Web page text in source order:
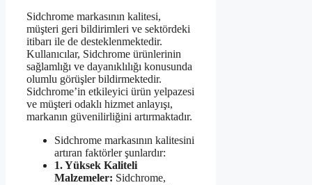
Sidchrome markasının kalitesi,
müşteri geri bildirimleri ve sektördeki
itibarı ile de desteklenmektedir.
Kullanıcılar, Sidchrome ürünlerinin
sağlamlığı ve dayanıklılığı konusunda
olumlu görüşler bildirmektedir.
Sidchrome’in etkileyici ürün yelpazesi
ve müşteri odaklı hizmet anlayışı,
markanın güvenilirliğini artırmaktadır.
Sidchrome markasının kalitesini
artıran faktörler şunlardır:
1. Yüksek Kaliteli
Malzemeler: Sidchrome,